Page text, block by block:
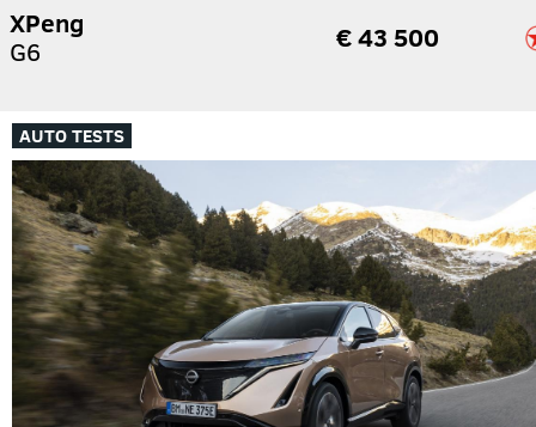
XPeng
G6
€ 43 500
AUTO TESTS